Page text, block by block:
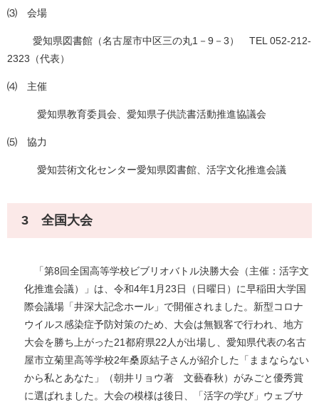
⑶ 会場
愛知県図書館（名古屋市中区三の丸1－9－3） TEL 052-212-
2323（代表）
⑷ 主催
愛知県教育委員会、愛知県子供読書活動推進協議会
⑸ 協力
愛知芸術文化センター愛知県図書館、活字文化推進会議
3 全国大会
「第8回全国高等学校ビブリオバトル決勝大会（主催：活字文
化推進会議）」は、令和4年1月23日（日曜日）に早稲田大学国
際会議場「井深大記念ホール」で開催されました。新型コロナ
ウイルス感染症予防対策のため、大会は無観客で行われ、地方
大会を勝ち上がった21都府県22人が出場し、愛知県代表の名古
屋市立菊里高等学校2年桑原結子さんが紹介した「ままならない
から私とあなた」（朝井リョウ著 文藝春秋）がみごと優秀賞
に選ばれました。大会の模様は後日、「活字の学び」ウェブサ